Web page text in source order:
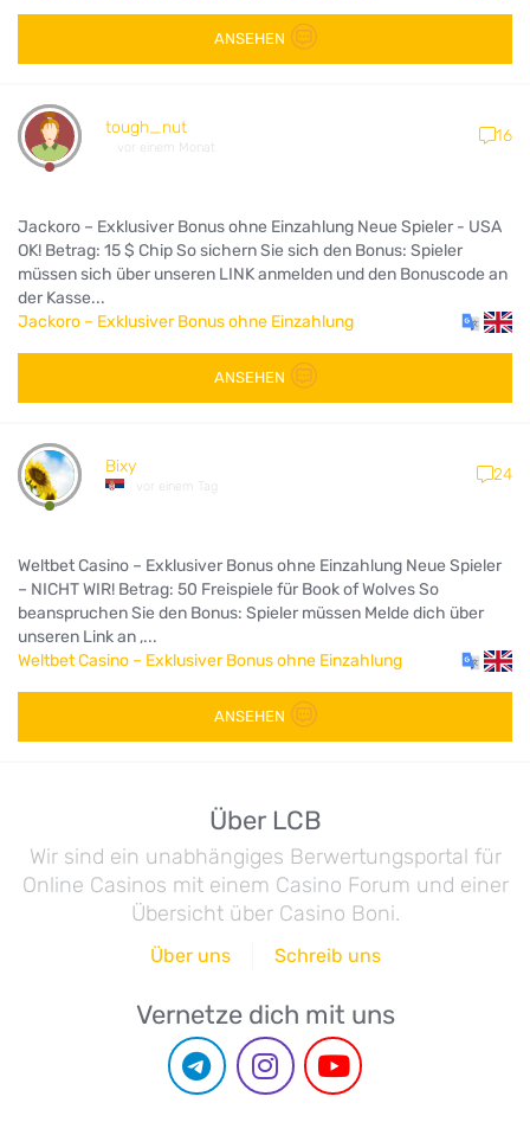
ANSEHEN
tough_nut
vor einem Monat
16
Jackoro – Exklusiver Bonus ohne Einzahlung Neue Spieler - USA
OK! Betrag: 15 $ Chip So sichern Sie sich den Bonus: Spieler
müssen sich über unseren LINK anmelden und den Bonuscode an
der Kasse...
Jackoro – Exklusiver Bonus ohne Einzahlung
ANSEHEN
Bixy
vor einem Tag
24
Weltbet Casino – Exklusiver Bonus ohne Einzahlung Neue Spieler
– NICHT WIR! Betrag: 50 Freispiele für Book of Wolves So
beanspruchen Sie den Bonus: Spieler müssen Melde dich über
unseren Link an ,...
Weltbet Casino – Exklusiver Bonus ohne Einzahlung
ANSEHEN
Über LCB
Wir sind ein unabhängiges Berwertungsportal für
Online Casinos mit einem Casino Forum und einer
Übersicht über Casino Boni.
Über uns Schreib uns
Vernetze dich mit uns